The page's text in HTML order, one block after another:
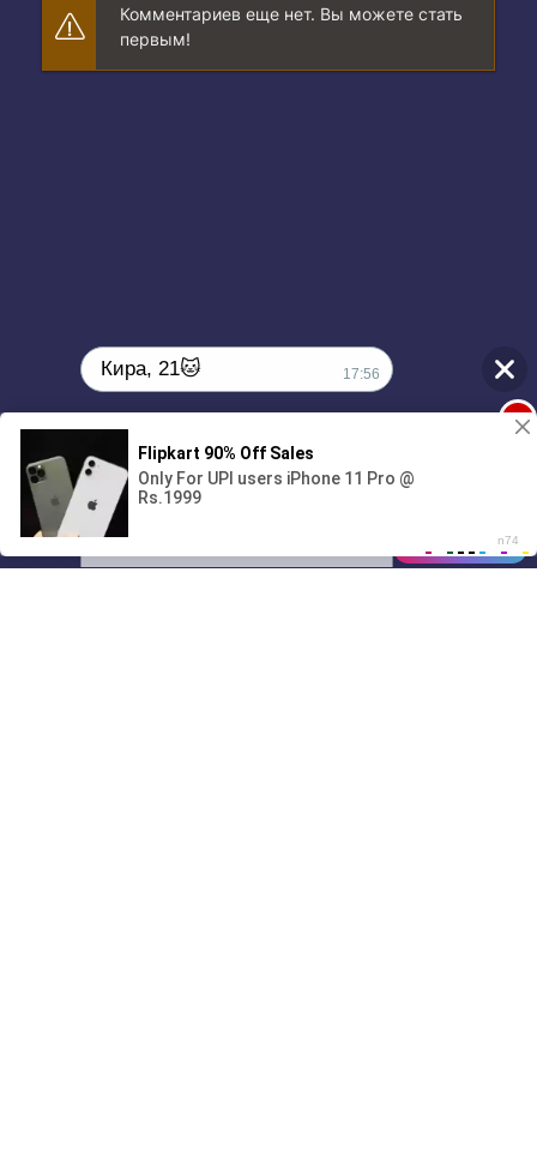
Комментариев еще нет. Вы можете стать
первым!
01/07
00:00
Кира, 21🐱 17:56
Поиграешь со мной? 💖🐾
1